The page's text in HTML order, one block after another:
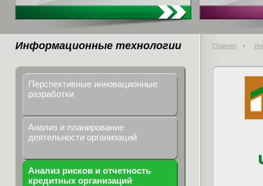
Информационные технологии Главная
Перспективные инновационные
разработки
Анализ и планирование
деятельности организаций
Анализ рисков и отчетность
кредитных организаций